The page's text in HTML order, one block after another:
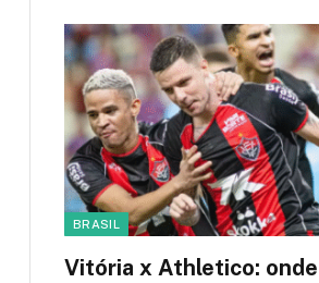
BRASIL
Vitória x Athletico: